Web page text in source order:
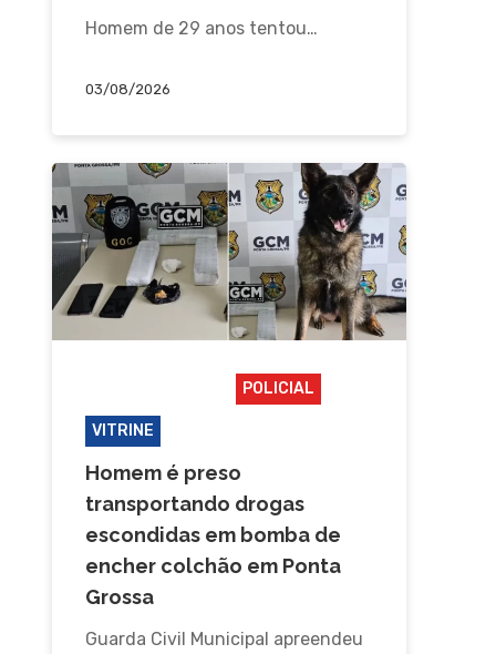
Homem de 29 anos tentou…
03/08/2026
POLICIAL
VITRINE
Homem é preso
transportando drogas
escondidas em bomba de
encher colchão em Ponta
Grossa
Guarda Civil Municipal apreendeu